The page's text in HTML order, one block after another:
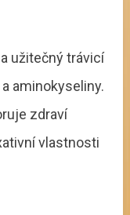
užitečný trávicí
aminokyseliny.
zdraví
vlastnosti